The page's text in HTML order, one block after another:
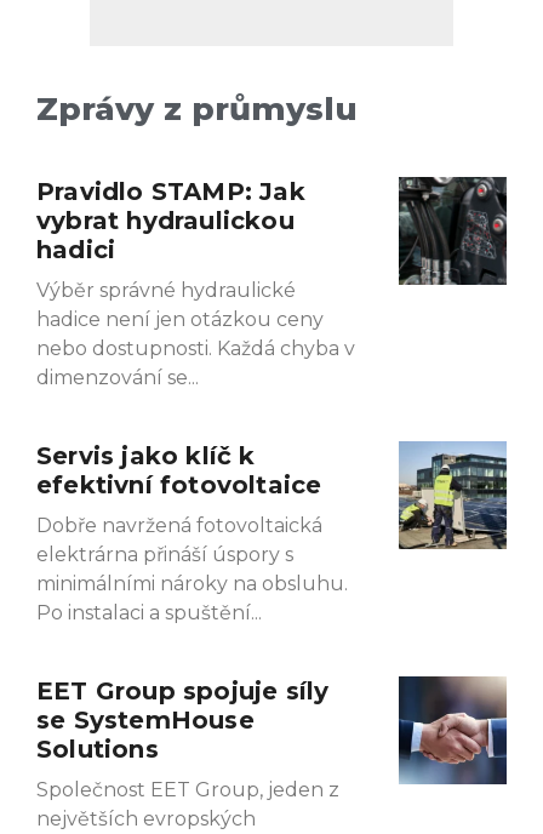
Zprávy z průmyslu
Pravidlo STAMP: Jak
vybrat hydraulickou
hadici
Výběr správné hydraulické
hadice není jen otázkou ceny
nebo dostupnosti. Každá chyba v
dimenzování se
Servis jako klíč k
efektivní fotovoltaice
Dobře navržená fotovoltaická
elektrárna přináší úspory s
minimálními nároky na obsluhu.
Po instalaci a spuštění
EET Group spojuje síly
se SystemHouse
Solutions
Společnost EET Group, jeden z
největších evropských
PagePagePage